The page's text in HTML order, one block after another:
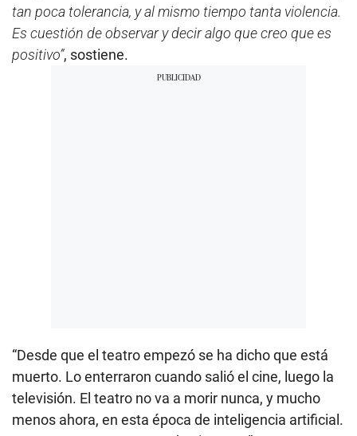
tan poca tolerancia, y al mismo tiempo tanta violencia.
Es cuestión de observar y decir algo que creo que es
positivo”, sostiene.
“Desde que el teatro empezó se ha dicho que está
muerto. Lo enterraron cuando salió el cine, luego la
televisión. El teatro no va a morir nunca, y mucho
menos ahora, en esta época de inteligencia artificial.